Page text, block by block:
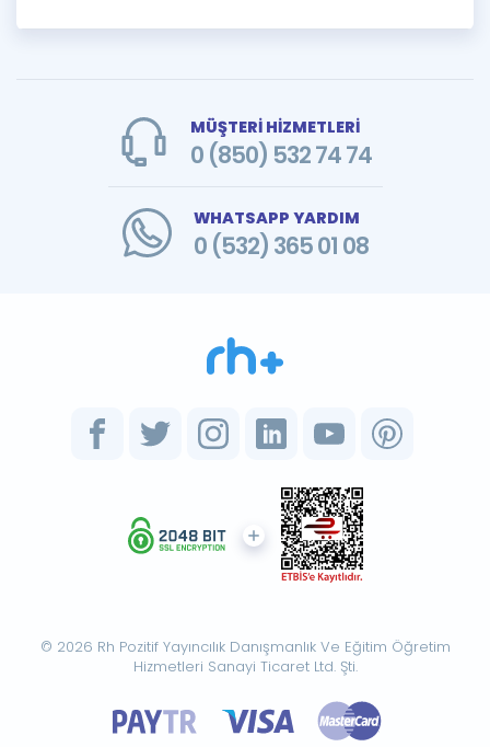
MÜŞTERİ HİZMETLERİ
0 (850) 532 74 74
WHATSAPP YARDIM
0 (532) 365 01 08
© 2026 Rh Pozitif Yayıncılık Danışmanlık Ve Eğitim Öğretim
Hizmetleri Sanayi Ticaret Ltd. Şti.